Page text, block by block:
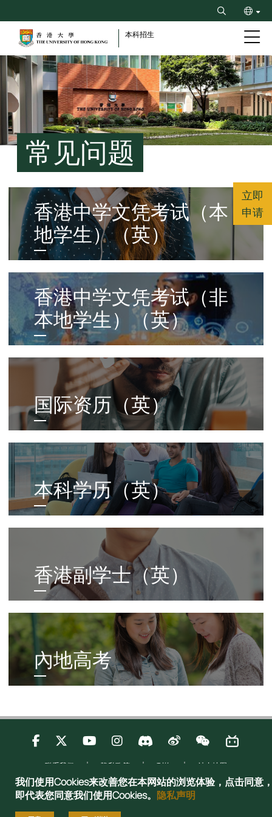
to
content
Search
繁
本科招生
Breadcrumb
常见问题
Column香港中学文凭考试（本
地学生）（英）
Middle
Column香港中学文凭考试（非
本地学生）（英）
Right
国际资历（英）
Column
本科学历（英）
香港副学士（英）
Column
內地高考
立即
申请
联系我们 隐私政策 刊物
站内地图
Copyright © 2025 Admissions Office, The Registry, The University of Hong
Kong. All rights reserved.
我们使用Cookies来改善您在本网站的浏览体验，点击同意
即代表您同意我们使用Cookies。 隐私声明